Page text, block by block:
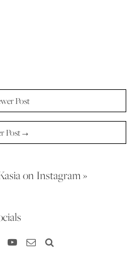
Post
Post →
on Instagram »